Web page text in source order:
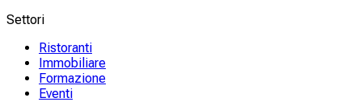
Settori
Ristoranti
Immobiliare
Formazione
Eventi